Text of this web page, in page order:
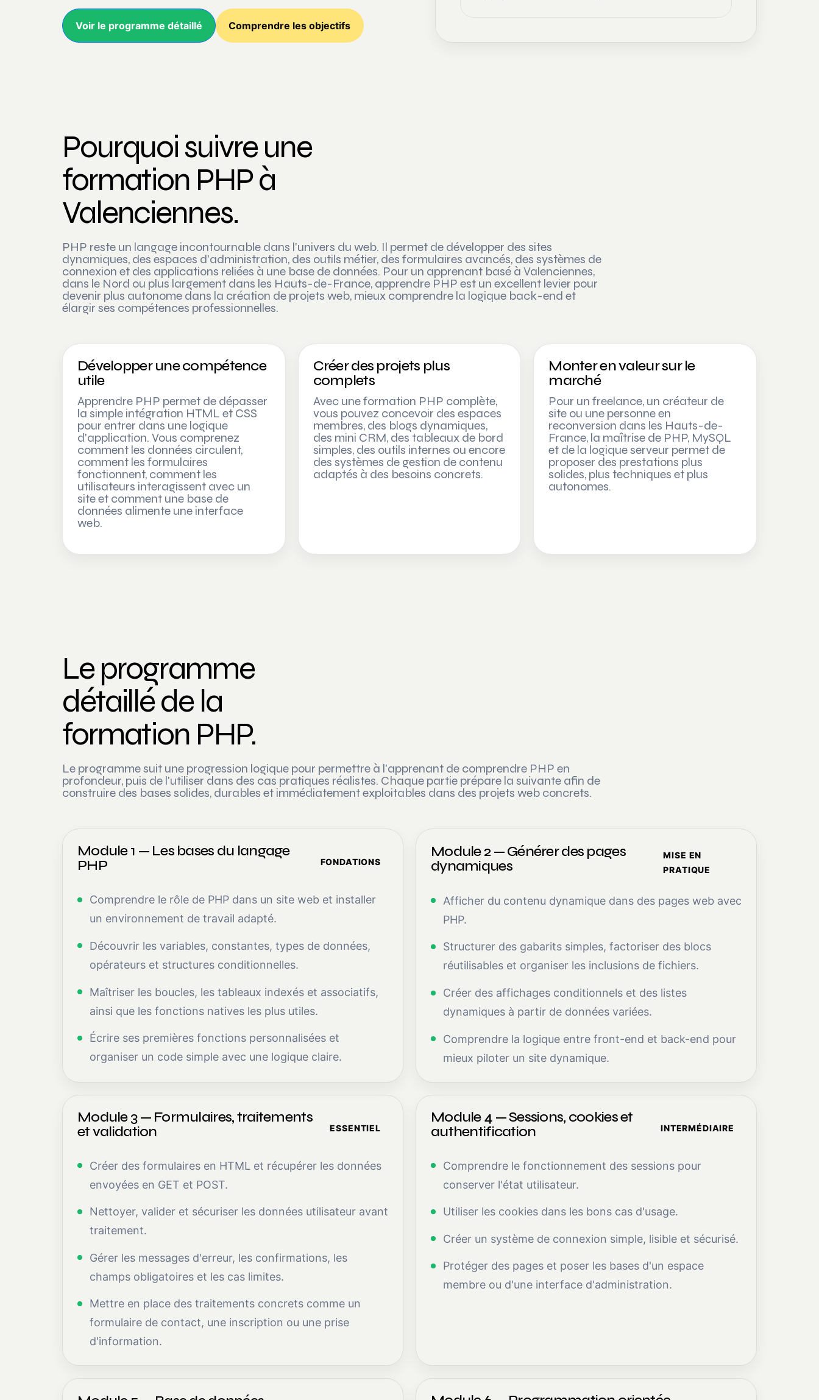
Voir le programme détaillé Comprendre les objectifs
Pourquoi suivre une
formation PHP à
Valenciennes.
PHP reste un langage incontournable dans l'univers du web. Il permet de développer des sites
dynamiques, des espaces d'administration, des outils métier, des formulaires avancés, des systèmes de
connexion et des applications reliées à une base de données. Pour un apprenant basé à Valenciennes,
dans le Nord ou plus largement dans les Hauts-de-France, apprendre PHP est un excellent levier pour
devenir plus autonome dans la création de projets web, mieux comprendre la logique back-end et
élargir ses compétences professionnelles.
Développer une compétence
utile
Apprendre PHP permet de dépasser
la simple intégration HTML et CSS
pour entrer dans une logique
d'application. Vous comprenez
comment les données circulent,
comment les formulaires
fonctionnent, comment les
utilisateurs interagissent avec un
site et comment une base de
données alimente une interface
web.
Créer des projets plus
complets
Avec une formation PHP complète,
vous pouvez concevoir des espaces
membres, des blogs dynamiques,
des mini CRM, des tableaux de bord
simples, des outils internes ou encore
des systèmes de gestion de contenu
adaptés à des besoins concrets.
Monter en valeur sur le
marché
Pour un freelance, un créateur de
site ou une personne en
reconversion dans les Hauts-de-
France, la maîtrise de PHP, MySQL
et de la logique serveur permet de
proposer des prestations plus
solides, plus techniques et plus
autonomes.
Le programme
détaillé de la
formation PHP.
Le programme suit une progression logique pour permettre à l'apprenant de comprendre PHP en
profondeur, puis de l'utiliser dans des cas pratiques réalistes. Chaque partie prépare la suivante afin de
construire des bases solides, durables et immédiatement exploitables dans des projets web concrets.
Module 1 — Les bases du langage
PHP
FONDATIONS
Comprendre le rôle de PHP dans un site web et installer
un environnement de travail adapté.
Découvrir les variables, constantes, types de données,
opérateurs et structures conditionnelles.
Maîtriser les boucles, les tableaux indexés et associatifs,
ainsi que les fonctions natives les plus utiles.
Écrire ses premières fonctions personnalisées et
organiser un code simple avec une logique claire.
Module 2 — Générer des pages
dynamiques
MISE EN
PRATIQUE
Afficher du contenu dynamique dans des pages web avec
PHP.
Structurer des gabarits simples, factoriser des blocs
réutilisables et organiser les inclusions de fichiers.
Créer des affichages conditionnels et des listes
dynamiques à partir de données variées.
Comprendre la logique entre front-end et back-end pour
mieux piloter un site dynamique.
Module 3 — Formulaires, traitements
et validation
ESSENTIEL
Créer des formulaires en HTML et récupérer les données
envoyées en GET et POST.
Nettoyer, valider et sécuriser les données utilisateur avant
traitement.
Gérer les messages d'erreur, les confirmations, les
champs obligatoires et les cas limites.
Mettre en place des traitements concrets comme un
formulaire de contact, une inscription ou une prise
d'information.
Module 4 — Sessions, cookies et
authentification
INTERMÉDIAIRE
Comprendre le fonctionnement des sessions pour
conserver l'état utilisateur.
Utiliser les cookies dans les bons cas d'usage.
Créer un système de connexion simple, lisible et sécurisé.
Protéger des pages et poser les bases d'un espace
membre ou d'une interface d'administration.